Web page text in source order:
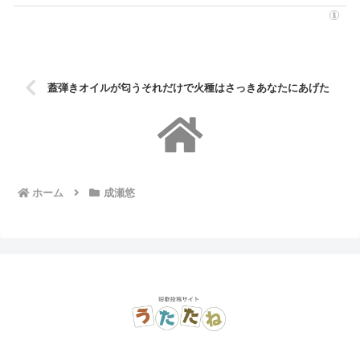
蓋弾きオイルが匂うそれだけで火種はさっきあなたにあげた
ホーム 成瀬悠